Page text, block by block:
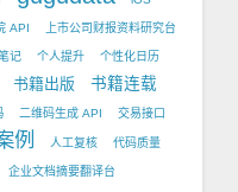
API 上市公司财报资料研究台
记 个人提升 个性化日历
书籍出版 书籍连载
二维码生成 API 交易接口
例 人工复核 代码质量
企业文档摘要翻译台